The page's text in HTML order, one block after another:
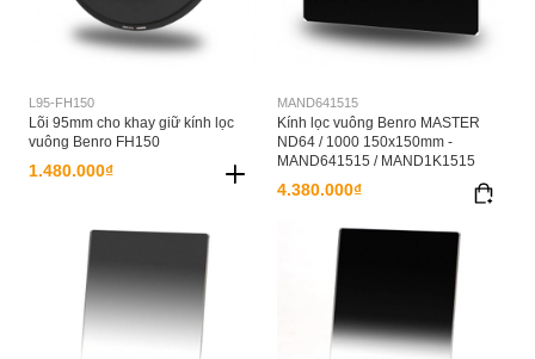
L95-FH150
Lõi 95mm cho khay giữ kính lọc
vuông Benro FH150
1.480.000₫
MAND641515
Kính lọc vuông Benro MASTER
ND64 / 1000 150x150mm -
MAND641515 / MAND1K1515
4.380.000₫